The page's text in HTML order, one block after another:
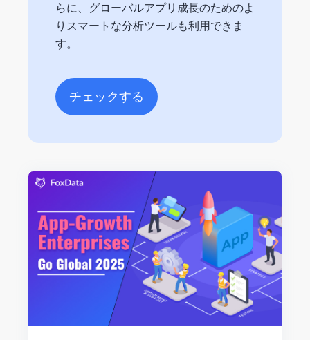
らに、グローバルアプリ成長のためのよ
りスマートな分析ツールも利用できま
す。
チェックする